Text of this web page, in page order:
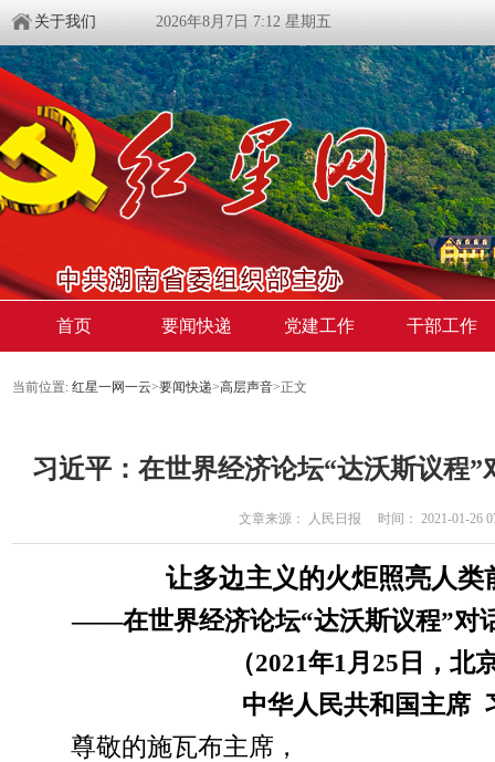
关于我们 2026年8月7日 7:12 星期五
首页 要闻快递 党建工作 干部工作
当前位置: 红星一网一云>要闻快递>高层声音>正文
习近平：在世界经济论坛“达沃斯议程”
文章来源： 人民日报 时间： 2021-01-26
让多边主义的火炬照亮人类
——在世界经济论坛“达沃斯议程”对
（2021年1月25日，北
中华人民共和国主
尊敬的施瓦布主席，